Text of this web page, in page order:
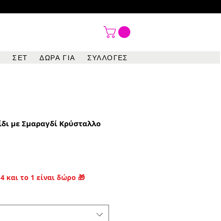
ΣΕΤ ΔΩΡΑ ΓΙΑ ΣΥΛΛΟΓΕΣ
με Σμαραγδί Κρύσταλλο
και το 1 είναι δώρο 🎁